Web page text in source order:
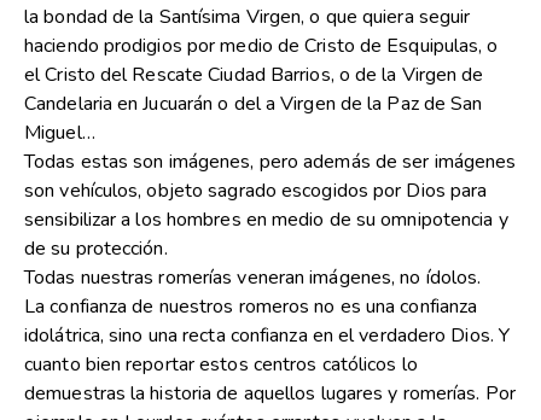
la bondad de la Santísima Virgen, o que quiera seguir
haciendo prodigios por medio de Cristo de Esquipulas, o
el Cristo del Rescate Ciudad Barrios, o de la Virgen de
Candelaria en Jucuarán o del a Virgen de la Paz de San
Miguel…
Todas estas son imágenes, pero además de ser imágenes
son vehículos, objeto sagrado escogidos por Dios para
sensibilizar a los hombres en medio de su omnipotencia y
de su protección.
Todas nuestras romerías veneran imágenes, no ídolos.
La confianza de nuestros romeros no es una confianza
idolátrica, sino una recta confianza en el verdadero Dios. Y
cuanto bien reportar estos centros católicos lo
demuestras la historia de aquellos lugares y romerías. Por